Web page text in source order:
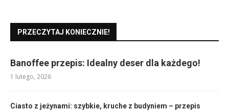
PRZECZYTAJ KONIECZNIE!
Banoffee przepis: Idealny deser dla każdego!
1 lutego, 2026
Ciasto z jeżynami: szybkie, kruche z budyniem – przepis